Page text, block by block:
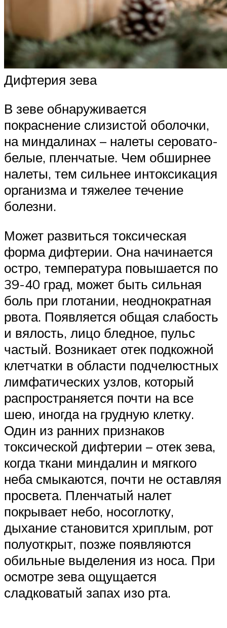
Дифтерия зева
В зеве обнаруживается
покраснение слизистой оболочки,
на миндалинах – налеты серовато-
белые, пленчатые. Чем обширнее
налеты, тем сильнее интоксикация
организма и тяжелее течение
болезни.
Может развиться токсическая
форма дифтерии. Она начинается
остро, температура повышается по
39-40 град, может быть сильная
боль при глотании, неоднократная
рвота. Появляется общая слабость
и вялость, лицо бледное, пульс
частый. Возникает отек подкожной
клетчатки в области подчелюстных
лимфатических узлов, который
распространяется почти на все
шею, иногда на грудную клетку.
Один из ранних признаков
токсической дифтерии – отек зева,
когда ткани миндалин и мягкого
неба смыкаются, почти не оставляя
просвета. Пленчатый налет
покрывает небо, носоглотку,
дыхание становится хриплым, рот
полуоткрыт, позже появляются
обильные выделения из носа. При
осмотре зева ощущается
сладковатый запах изо рта.